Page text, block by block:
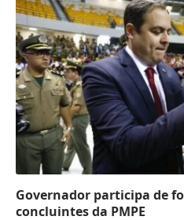
Governador participa de
concluintes da PMPE